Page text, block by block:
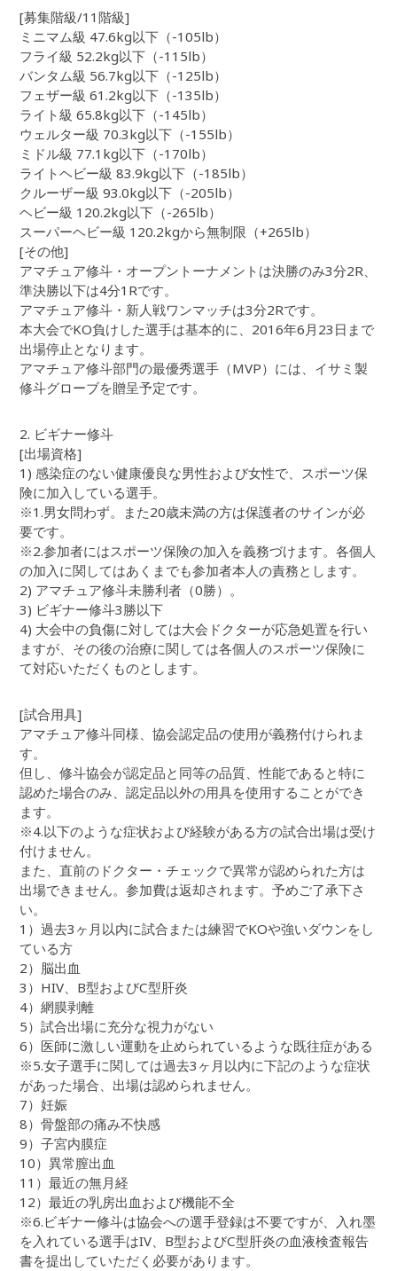
[募集階級/11階級]
ミニマム級 47.6kg以下（-105lb）
フライ級 52.2kg以下（-115lb）
バンタム級 56.7kg以下（-125lb）
フェザー級 61.2kg以下（-135lb）
ライト級 65.8kg以下（-145lb）
ウェルター級 70.3kg以下（-155lb）
ミドル級 77.1kg以下（-170lb）
ライトヘビー級 83.9kg以下（-185lb）
クルーザー級 93.0kg以下（-205lb）
ヘビー級 120.2kg以下（-265lb）
スーパーヘビー級 120.2kgから無制限（+265lb）
[その他]
アマチュア修斗・オープントーナメントは決勝のみ3分2R、
準決勝以下は4分1Rです。
アマチュア修斗・新人戦ワンマッチは3分2Rです。
本大会でKO負けした選手は基本的に、2016年6月23日まで
出場停止となります。
アマチュア修斗部門の最優秀選手（MVP）には、イサミ製
修斗グローブを贈呈予定です。
2. ビギナー修斗
[出場資格]
1) 感染症のない健康優良な男性および女性で、スポーツ保
険に加入している選手。
※1.男女問わず。また20歳未満の方は保護者のサインが必
要です。
※2.参加者にはスポーツ保険の加入を義務づけます。各個人
の加入に関してはあくまでも参加者本人の責務とします。
2) アマチュア修斗未勝利者（0勝）。
3) ビギナー修斗3勝以下
4) 大会中の負傷に対しては大会ドクターが応急処置を行い
ますが、その後の治療に関しては各個人のスポーツ保険に
て対応いただくものとします。
[試合用具]
アマチュア修斗同様、協会認定品の使用が義務付けられま
す。
但し、修斗協会が認定品と同等の品質、性能であると特に
認めた場合のみ、認定品以外の用具を使用することができ
ます。
※4.以下のような症状および経験がある方の試合出場は受け
付けません。
また、直前のドクター・チェックで異常が認められた方は
出場できません。参加費は返却されます。予めご了承下さ
い。
1）過去3ヶ月以内に試合または練習でKOや強いダウンをし
ている方
2）脳出血
3）HIV、B型およびC型肝炎
4）網膜剥離
5）試合出場に充分な視力がない
6）医師に激しい運動を止められているような既往症がある
※5.女子選手に関しては過去3ヶ月以内に下記のような症状
があった場合、出場は認められません。
7）妊娠
8）骨盤部の痛み不快感
9）子宮内膜症
10）異常膣出血
11）最近の無月経
12）最近の乳房出血および機能不全
※6.ビギナー修斗は協会への選手登録は不要ですが、入れ墨
を入れている選手はIV、B型およびC型肝炎の血液検査報告
書を提出していただく必要があります。